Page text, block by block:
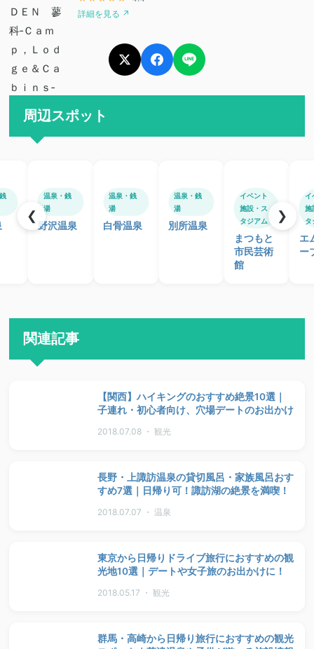
詳細を見る ↗
周辺スポット
温泉・銭
湯
野沢温泉
温泉・銭
湯
白骨温泉
温泉・銭
湯
別所温泉
イベント
施設・ス
タジアム
まつもと
市民芸術
館
イ
施
タ
エ
ー
❮ ❯
関連記事
【関西】ハイキングのおすすめ絶景10選｜
子連れ・初心者向け、穴場デートのお出かけ
2018.07.08 ・ 観光
長野・上諏訪温泉の貸切風呂・家族風呂おす
すめ7選｜日帰り可！諏訪湖の絶景を満喫！
2018.07.07 ・ 温泉
東京から日帰りドライブ旅行におすすめの観
光地10選｜デートや女子旅のお出かけに！
2018.05.17 ・ 観光
群馬・高崎から日帰り旅行におすすめの観光